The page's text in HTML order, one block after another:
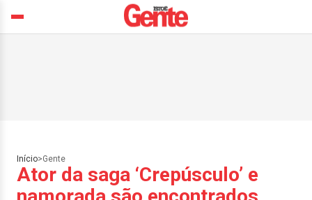
Início>Gente
Ator da saga ‘Crepúsculo’ e